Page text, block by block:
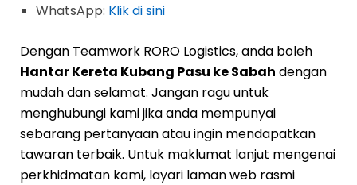
WhatsApp: Klik di sini
Dengan Teamwork RORO Logistics, anda boleh
Hantar Kereta Kubang Pasu ke Sabah dengan
mudah dan selamat. Jangan ragu untuk
menghubungi kami jika anda mempunyai
sebarang pertanyaan atau ingin mendapatkan
tawaran terbaik. Untuk maklumat lanjut mengenai
perkhidmatan kami, layari laman web rasmi